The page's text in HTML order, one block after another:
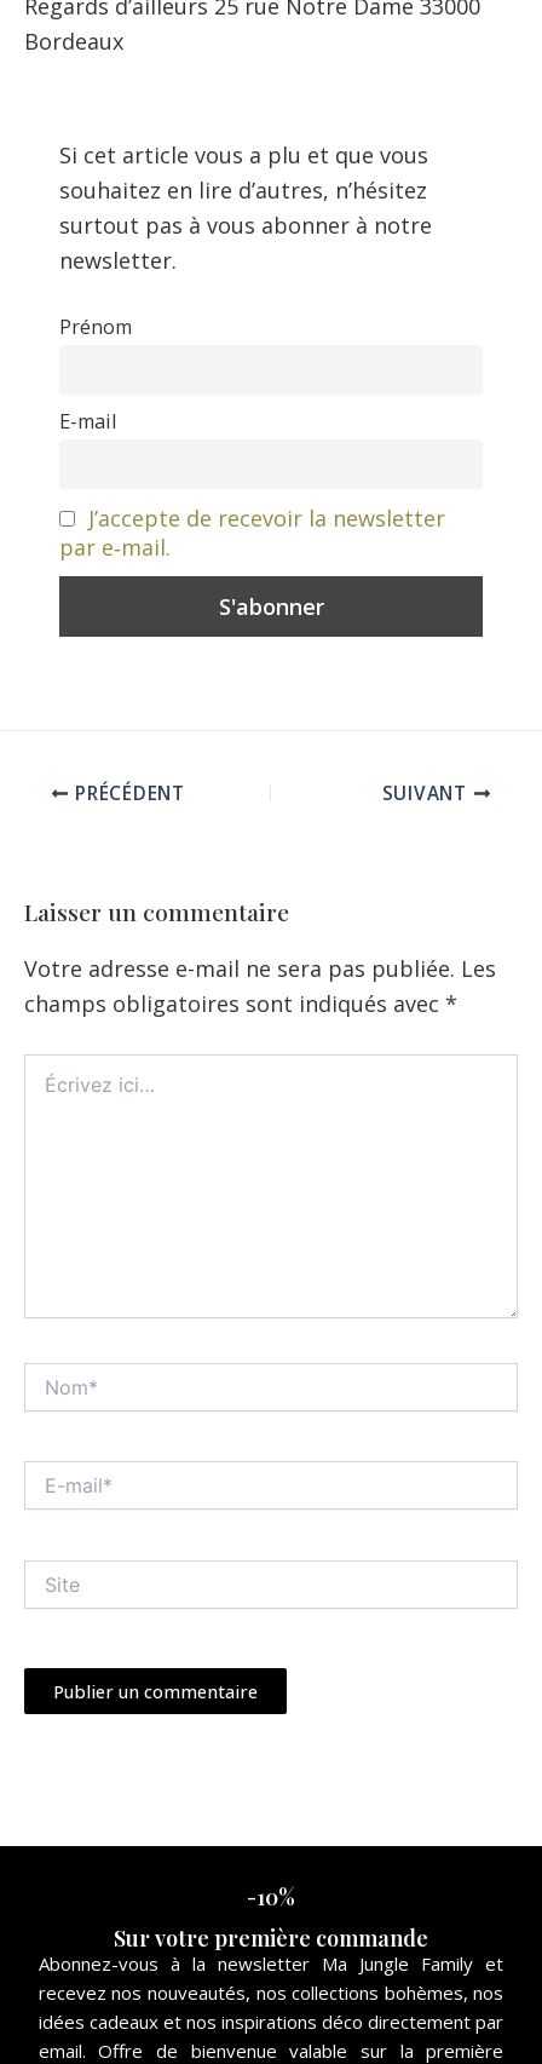
Bordeaux
Si cet article vous a plu et que vous
souhaitez en lire d’autres, n’hésitez
surtout pas à vous abonner à notre
newsletter.
Prénom
E-mail
J’accepte de recevoir la newsletter
par e‑mail.
PRÉCÉDENT SUIVANT
Laisser un commentaire
Votre adresse e-mail ne sera pas publiée. Les
champs obligatoires sont indiqués avec *
ici…
mail*
-10%
Sur votre première commande
Abonnez-vous à la newsletter Ma Jungle Family et
recevez nos nouveautés, nos collections bohèmes, nos
idées cadeaux et nos inspirations déco directement par
email. Offre de bienvenue valable sur la première